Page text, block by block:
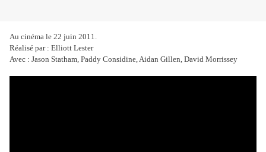
Au cinéma le 22 juin 2011.
Réalisé par : Elliott Lester
Avec : Jason Statham, Paddy Considine, Aidan Gillen, David Morrissey